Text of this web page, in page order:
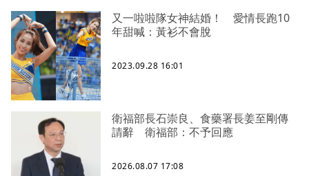
又一啦啦隊女神結婚！ 愛情長跑10
年甜喊：黃衫不會脫
2023.09.28 16:01
衛福部長石崇良、食藥署長姜至剛傳
請辭 衛福部：不予回應
2026.08.07 17:08